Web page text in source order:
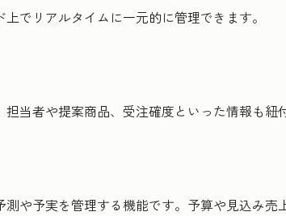
でリアルタイムに一元的に管理できます。
当者や提案商品、受注確度といった情報も紐
や予実を管理する機能です。予算や見込み売